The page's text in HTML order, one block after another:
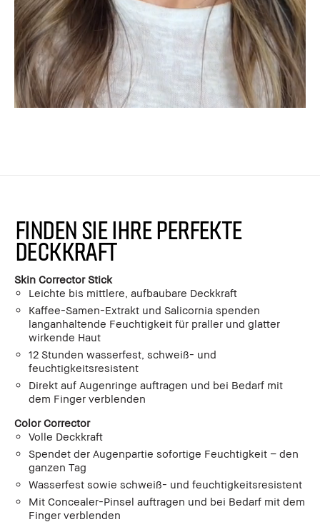
Finden Sie Ihre perfekte
Deckkraft
Skin Corrector Stick
Leichte bis mittlere, aufbaubare Deckkraft
Kaffee-Samen-Extrakt und Salicornia spenden
langanhaltende Feuchtigkeit für praller und glatter
wirkende Haut
12 Stunden wasserfest, schweiß- und
feuchtigkeitsresistent
Direkt auf Augenringe auftragen und bei Bedarf mit
dem Finger verblenden
Color Corrector
Volle Deckkraft
Spendet der Augenpartie sofortige Feuchtigkeit – den
ganzen Tag
Wasserfest sowie schweiß- und feuchtigkeitsresistent
Mit Concealer-Pinsel auftragen und bei Bedarf mit dem
Finger verblenden